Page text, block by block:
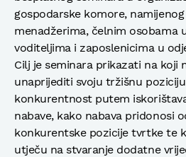
gospodarske komore,
menadžerima, čelnim osobama
voditeljima i zaposlenicima u
Cilj je seminara prikazati na koji
unaprijediti svoju tržišnu
konkurentnost putem
nabave, kako nabava pridonosi
konkurentske pozicije tvrtke te
utječu na stvaranje dodatne